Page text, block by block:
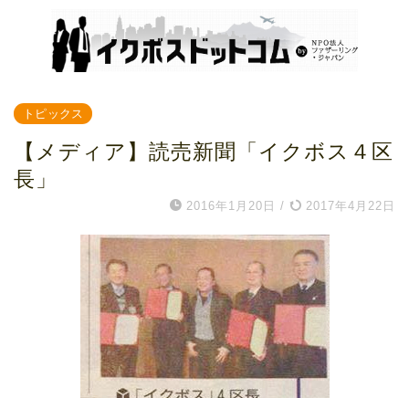
トピックス
【メディア】読売新聞「イクボス４区
長」
2016年1月20日 / 2017年4月22日